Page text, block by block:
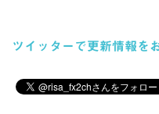
ツイッターで更新情報を